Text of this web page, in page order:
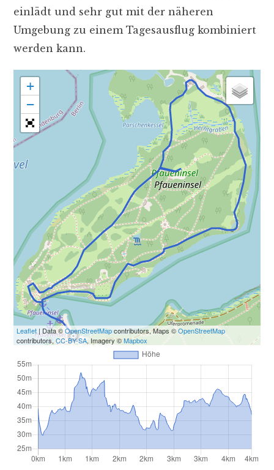
einlädt und sehr gut mit der näheren
Umgebung zu einem Tagesausflug kombiniert
werden kann.
+
−
Leaflet| Data ©OpenStreetMapcontributors, Maps ©OpenStreetMap
contributors,CC-BY-SA, Imagery ©Mapbox